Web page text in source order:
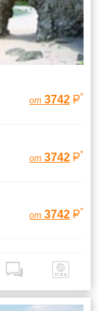
от 3742 *
от 3742 *
от 3742 *